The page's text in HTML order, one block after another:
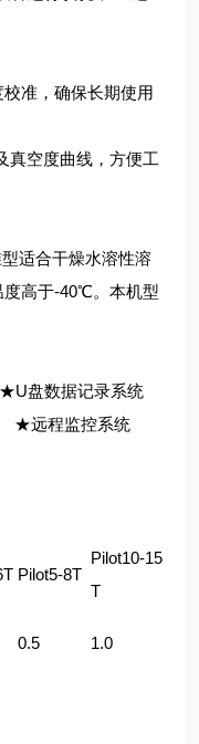
准，确保长期使用
空度曲线，方便工
适合干燥水溶性溶
度高于-40℃。本机型
据记录系统
程监控系统
Pilot5-8T
Pilot10-15
T
0.5 1.0